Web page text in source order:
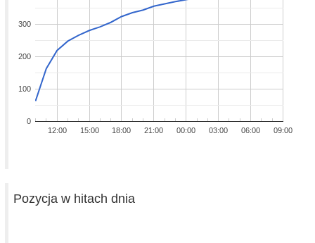
12:00 15:00 18:00 21:00 00:00 03:00 06:00 09:00
0
100
200
300
Pozycja w hitach dnia